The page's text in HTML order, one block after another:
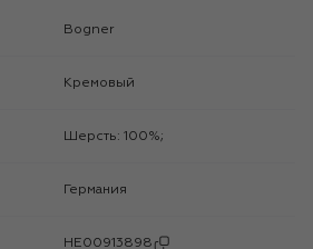
Bogner
Кремовый
Шерсть: 100%;
Германия
HE00913898